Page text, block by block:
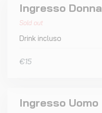
Ingresso Donna
Sold out
Drink incluso
€15
Ingresso Uomo